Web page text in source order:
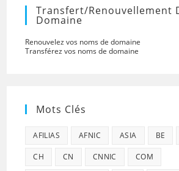
Transfert/renouvellement
Domaine
Renouvelez vos noms de domaine
Transférez vos noms de domaine
Mots Clés
AFILIAS AFNIC ASIA BE
CH CN CNNIC COM